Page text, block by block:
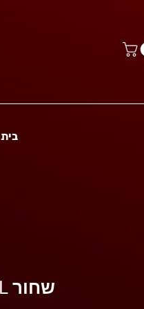
בית
דלתות חצי Jeep JL שחור